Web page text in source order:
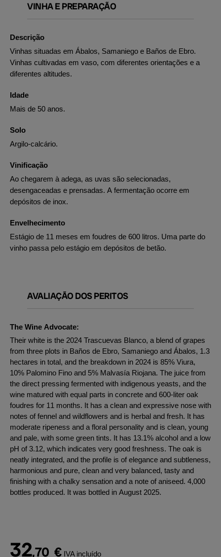
VINHA E PREPARAÇÃO
Descrição
Vinhas situadas em Ábalos, Samaniego e Baños de Ebro.
Vinhas cultivadas em vaso, com diferentes orientações e a
diferentes altitudes.
Idade
Mais de 50 anos.
Solo
Argilo-calcário.
Vinificação
Ao chegarem à adega, as uvas são selecionadas,
desengaceadas e prensadas. A fermentação ocorre em
depósitos de inox.
Envelhecimento
Estágio de 11 meses em foudres de 600 litros. Uma parte do
vinho passa pelo estágio em depósitos de betão.
AVALIAÇÃO DOS PERITOS
The Wine Advocate:
Their white is the 2024 Trascuevas Blanco, a blend of grapes
from three plots in Baños de Ebro, Samaniego and Ábalos, 1.3
hectares in total, and the breakdown in 2024 is 85% Viura,
10% Palomino Fino and 5% Malvasía Riojana. The juice from
the direct pressing fermented with indigenous yeasts, and the
wine matured with equal parts in concrete and 600-liter oak
foudres for 11 months. It has a clean and expressive nose with
notes of fennel and wildflowers and is herbal and fresh. It has
moderate ripeness and a floral personality and is clean, young
and pale, with some green tints. It has 13.1% alcohol and a low
pH of 3.12, which indicates very good freshness. The oak is
neatly integrated, and the profile is of elegance and subtleness,
harmonious and pure, clean and very balanced, tasty and
finishing with a chalky sensation and a note of aniseed. 4,000
bottles produced. It was bottled in August 2025.
32,70 € IVA incluído